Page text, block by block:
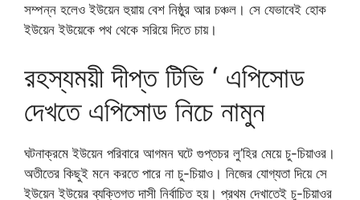
সম্পন্ন হলেও ইউয়েন হুয়ায় বেশ নিষ্ঠুর আর চঞ্চল। সে যেভাবেই হোক
ইউয়েন ইউয়েকে পথ থেকে সরিয়ে দিতে চায়।
রহস্যময়ী দীপ্ত টিভি ‘ এপিসোড
দেখতে এপিসোড নিচে নামুন
ঘটনাক্রমে ইউয়েন পরিবারে আগমন ঘটে গুপ্তচর লু’হির মেয়ে চু-চিয়াওর।
অতীতের কিছুই মনে করতে পারে না চু-চিয়াও। নিজের যোগ্যতা দিয়ে সে
ইউয়েন ইউয়ের ব্যক্তিগত দাসী নির্বাচিত হয়। প্রথম দেখাতেই চু-চিয়াওর